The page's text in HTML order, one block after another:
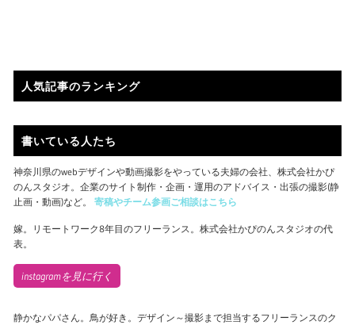
人気記事のランキング
書いている人たち
神奈川県のwebデザインや動画撮影をやっている夫婦の会社、株式会社かぴ
のんスタジオ。企業のサイト制作・企画・運用のアドバイス・出張の撮影(静
止画・動画)など。 寄稿やチーム参画ご相談はこちら
嫁。リモートワーク8年目のフリーランス。株式会社かぴのんスタジオの代
表。
instagramを見に行く
静かなパパさん。鳥が好き。デザイン～撮影まで担当するフリーランスのク